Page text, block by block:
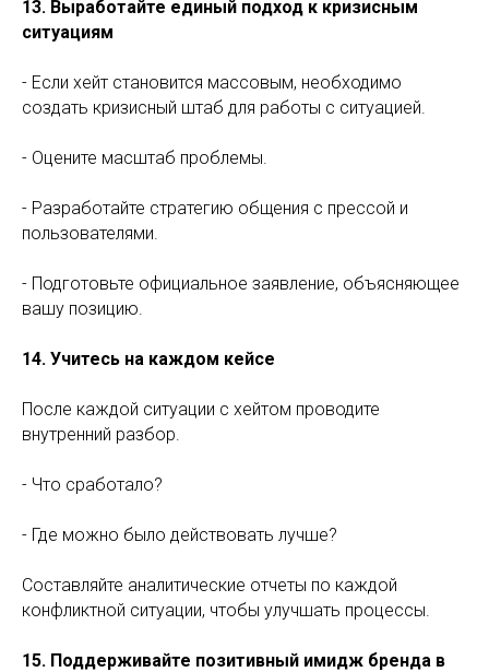
13. Выработайте единый подход к кризисным
ситуациям
- Если хейт становится массовым, необходимо
создать кризисный штаб для работы с ситуацией.
- Оцените масштаб проблемы.
- Разработайте стратегию общения с прессой и
пользователями.
- Подготовьте официальное заявление, объясняющее
вашу позицию.
14. Учитесь на каждом кейсе
После каждой ситуации с хейтом проводите
внутренний разбор.
- Что сработало?
- Где можно было действовать лучше?
Составляйте аналитические отчеты по каждой
конфликтной ситуации, чтобы улучшать процессы.
15. Поддерживайте позитивный имидж бренда в
О книге
Купить книгу
Я знаю, что
им ответить
Как правильно работать с
комментаряими в интернете
Книга Тимура Асланова